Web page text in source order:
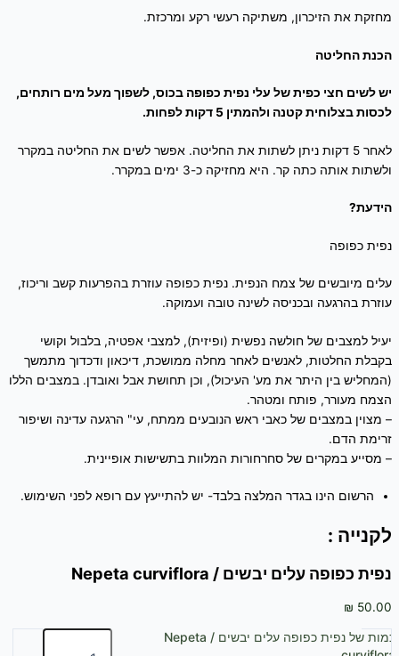
מחזקת את הזיכרון, משתיקה רעשי רקע ומרכזת.
הכנת החליטה
יש לשים חצי כפית של עלי נפית כפופה בכוס, לשפוך מעל מים רותחים,
לכסות בצלוחית קטנה ולהמתין 5 דקות לפחות.
לאחר 5 דקות ניתן לשתות את החליטה. אפשר לשים את החליטה במקרר
ולשתות אותה כתה קר. היא מחזיקה כ-3 ימים במקרר.
הידעת?
נפית כפופה
עלים מיובשים של צמח הנפית. נפית כפופה עוזרת בהפרעות קשב וריכוז,
עוזרת בהרגעה ובכניסה לשינה טובה ועמוקה.
יעיל למצבים של חולשה נפשית (ופיזית), למצבי אפטיה, בלבול וקושי
בקבלת החלטות, לאנשים לאחר מחלה ממושכת, דיכאון ודכדוך מתמשך
(המחליש בין היתר את מע' העיכול), וכן תחושת אבל ואובדן. במצבים הללו
הצמח מעורר, פותח ומטהר.
– מצוין במצבים של כאבי ראש הנובעים ממתח, עי" הרגעה עדינה ושיפור
זרימת הדם.
– מסייע במקרים של סחרחורות המלוות בתשישות אופיינית.
הרשום הינו בגדר המלצה בלבד- יש להתייעץ עם רופא לפני השימוש.
לקנייה :
נפית כפופה עלים יבשים / Nepeta curviflora
₪ 50.00
כמות של נפית כפופה עלים יבשים / Nepeta